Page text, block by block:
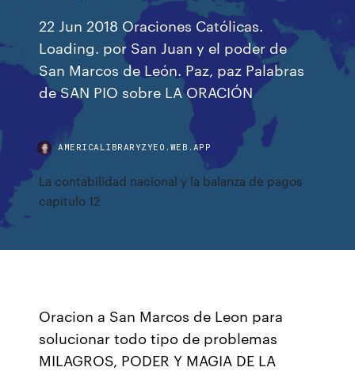
22 Jun 2018 Oraciones Católicas.
Loading. por San Juan y el poder de
San Marcos de León. Paz, paz Palabras
de SAN PIO sobre LA ORACIÓN
AMERICALIBRARYZYEO.WEB.APP
La contabilidad nacional y la balanza de pagos
capitulo 12
Oracion a San Marcos de Leon para
solucionar todo tipo de problemas
MILAGROS, PODER Y MAGIA DE LA